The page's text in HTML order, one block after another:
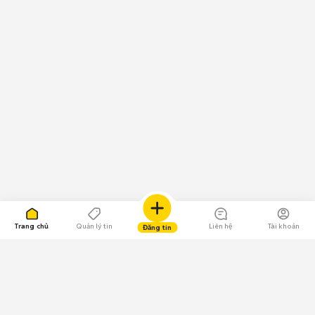
Trang chủ Quản lý tin Đăng tin Liên hệ Tài khoản